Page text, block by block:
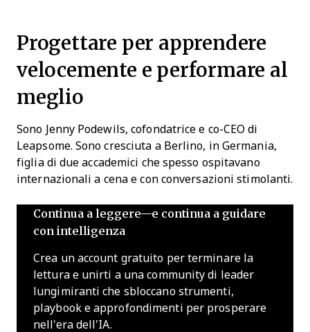
Progettare per apprendere
velocemente e performare al
meglio
Sono Jenny Podewils, cofondatrice e co-CEO di
Leapsome. Sono cresciuta a Berlino, in Germania,
figlia di due accademici che spesso ospitavano
internazionali a cena e con conversazioni stimolanti.
Continua a leggere—e continua a guidare
con intelligenza
Crea un account gratuito per terminare la
lettura e unirti a una community di leader
lungimiranti che sbloccano strumenti,
playbook e approfondimenti per prosperare
nell'era dell'IA.